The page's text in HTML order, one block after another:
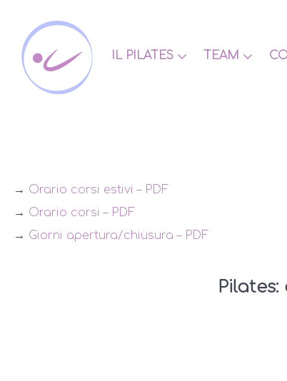
IL PILATES TEAM
→ Orario corsi estivi – PDF
→ Orario corsi – PDF
→ Giorni apertura/chiusura – PDF